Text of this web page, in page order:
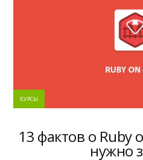
КУРСЫ
13 фактов о Ruby
нужно